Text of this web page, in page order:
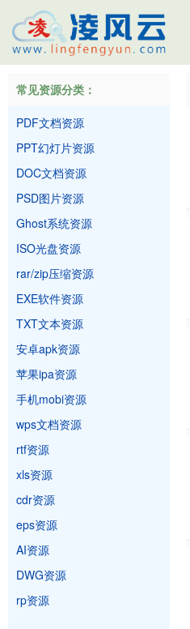
常见资源分类：
PDF文档资源
PPT幻灯片资源
DOC文档资源
PSD图片资源
Ghost系统资源
ISO光盘资源
rar/zip压缩资源
EXE软件资源
TXT文本资源
安卓apk资源
苹果ipa资源
手机mobi资源
wps文档资源
rtf资源
xls资源
cdr资源
eps资源
AI资源
DWG资源
rp资源